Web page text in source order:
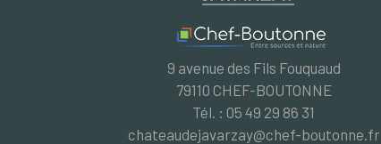
9 avenue des Fils Fouquaud
79110 CHEF-BOUTONNE
Tél. : 05 49 29 86 31
chateaudejavarzay@chef-boutonne.fr